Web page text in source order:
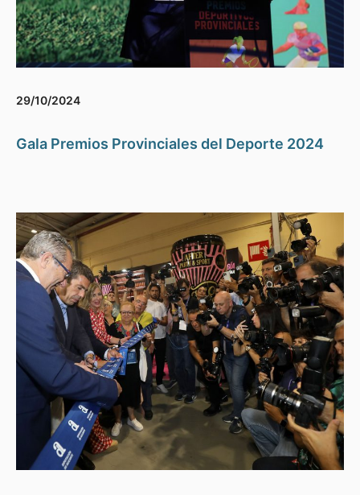
29/10/2024
Gala Premios Provinciales del Deporte 2024